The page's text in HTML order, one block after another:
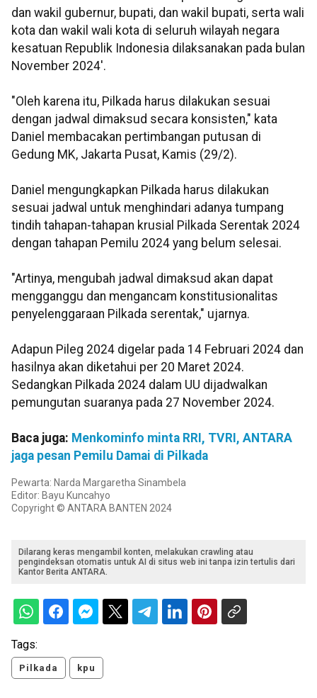
dan wakil gubernur, bupati, dan wakil bupati, serta wali
kota dan wakil wali kota di seluruh wilayah negara
kesatuan Republik Indonesia dilaksanakan pada bulan
November 2024'.
"Oleh karena itu, Pilkada harus dilakukan sesuai
dengan jadwal dimaksud secara konsisten," kata
Daniel membacakan pertimbangan putusan di
Gedung MK, Jakarta Pusat, Kamis (29/2).
Daniel mengungkapkan Pilkada harus dilakukan
sesuai jadwal untuk menghindari adanya tumpang
tindih tahapan-tahapan krusial Pilkada Serentak 2024
dengan tahapan Pemilu 2024 yang belum selesai.
"Artinya, mengubah jadwal dimaksud akan dapat
mengganggu dan mengancam konstitusionalitas
penyelenggaraan Pilkada serentak," ujarnya.
Adapun Pileg 2024 digelar pada 14 Februari 2024 dan
hasilnya akan diketahui per 20 Maret 2024.
Sedangkan Pilkada 2024 dalam UU dijadwalkan
pemungutan suaranya pada 27 November 2024.
Baca juga: Menkominfo minta RRI, TVRI, ANTARA
jaga pesan Pemilu Damai di Pilkada
Pewarta: Narda Margaretha Sinambela
Editor: Bayu Kuncahyo
Copyright © ANTARA BANTEN 2024
Dilarang keras mengambil konten, melakukan crawling atau
pengindeksan otomatis untuk AI di situs web ini tanpa izin tertulis dari
Kantor Berita ANTARA.
Tags:
Pilkada kpu